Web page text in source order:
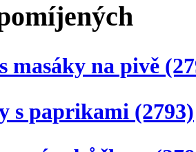
masáky na pivě
s paprikami (2793)